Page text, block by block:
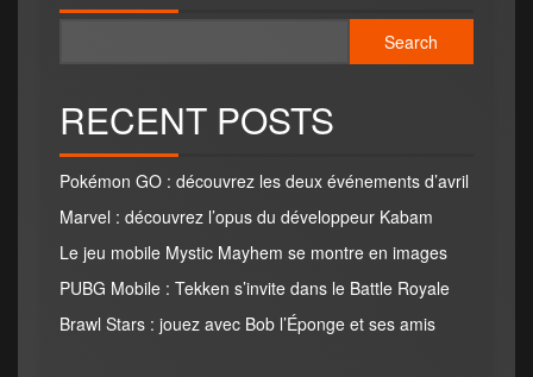
Search
RECENT POSTS
Pokémon GO : découvrez les deux événements d’avril
Marvel : découvrez l’opus du développeur Kabam
Le jeu mobile Mystic Mayhem se montre en images
PUBG Mobile : Tekken s’invite dans le Battle Royale
Brawl Stars : jouez avec Bob l’Éponge et ses amis